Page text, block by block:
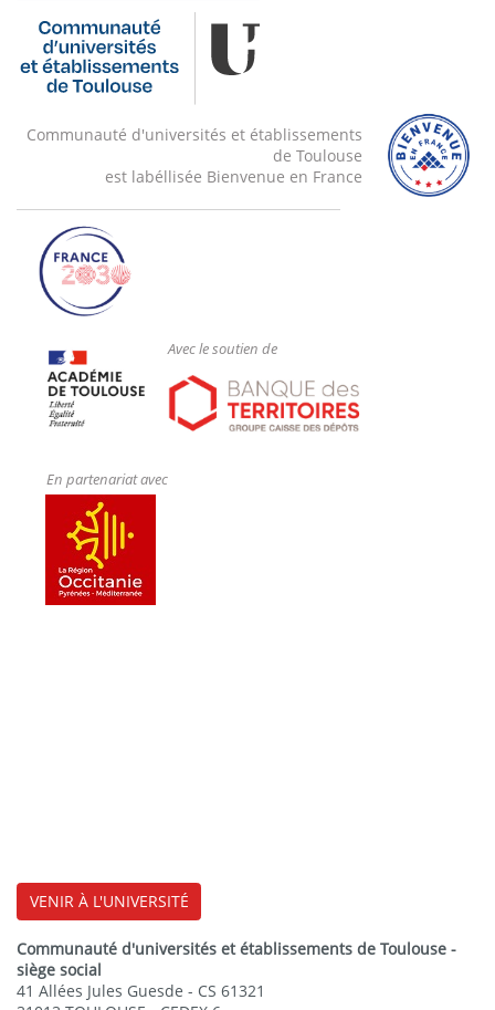
Communauté d'universités et établissements
de Toulouse
est labéllisée Bienvenue en France
Avec le soutien de
En partenariat avec
VENIR À L'UNIVERSITÉ
Communauté d'universités et établissements de Toulouse -
siège social
41 Allées Jules Guesde - CS 61321